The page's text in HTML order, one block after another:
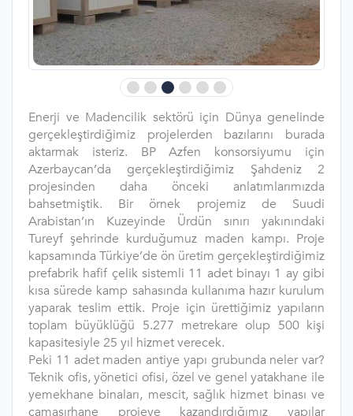
Enerji ve Madencilik sektörü için Dünya genelinde
gerçekleştirdiğimiz projelerden bazılarını burada
aktarmak isteriz. BP Azfen konsorsiyumu için
Azerbaycan’da gerçekleştirdiğimiz Şahdeniz 2
projesinden daha önceki anlatımlarımızda
bahsetmiştik. Bir örnek projemiz de Suudi
Arabistan’ın Kuzeyinde Ürdün sınırı yakınındaki
Tureyf şehrinde kurduğumuz maden kampı. Proje
kapsamında Türkiye’de ön üretim gerçekleştirdiğimiz
prefabrik hafif çelik sistemli 11 adet binayı 1 ay gibi
kısa sürede kamp sahasında kullanıma hazır kurulum
yaparak teslim ettik. Proje için ürettiğimiz yapıların
toplam büyüklüğü 5.277 metrekare olup 500 kişi
kapasitesiyle 25 yıl hizmet verecek.
Peki 11 adet maden antiye yapı grubunda neler var?
Teknik ofis, yönetici ofisi, özel ve genel yatakhane ile
yemekhane binaları, mescit, sağlık hizmet binası ve
çamaşırhane projeye kazandırdığımız yapılar